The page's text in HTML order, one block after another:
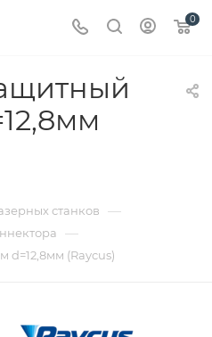
0
станков —
—
d=12,8мм (Raycus)